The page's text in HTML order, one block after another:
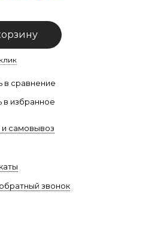
в сравнение
в избранное
и самовывоз
звонок